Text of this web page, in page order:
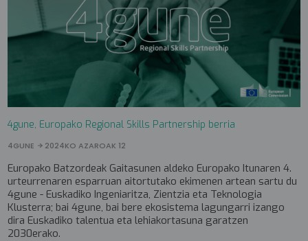
4gune, Europako Regional Skills Partnership berria
4GUNE 2024KO AZAROAK 12
Europako Batzordeak Gaitasunen aldeko Europako Itunaren 4.
urteurrenaren esparruan aitortutako ekimenen artean sartu du
4gune - Euskadiko Ingeniaritza, Zientzia eta Teknologia
Klusterra; bai 4gune, bai bere ekosistema lagungarri izango
dira Euskadiko talentua eta lehiakortasuna garatzen
2030erako.